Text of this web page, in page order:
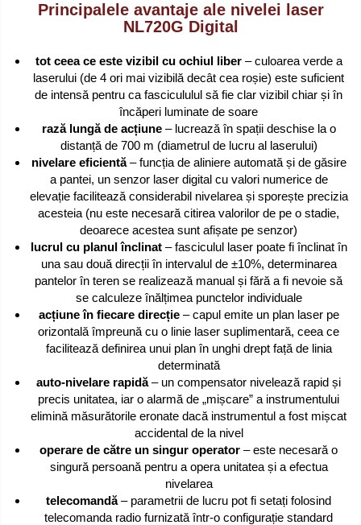
Principalele avantaje ale nivelei laser
NL720G Digital
tot ceea ce este vizibil cu ochiul liber– culoarea verde a
laserului (de 4 ori mai vizibilă decât cea roșie) este suficient
de intensă pentru ca fascicululul să fie clar vizibil chiar și în
încăperi luminate de soare
rază lungă de acțiune– lucrează în spații deschise la o
distanță de 700 m (diametrul de lucru al laserului)
nivelare eficientă– funcția de aliniere automată și de găsire
a pantei, un senzor laser digital cu valori numerice de
elevație facilitează considerabil nivelarea și sporește precizia
acesteia (nu este necesară citirea valorilor de pe o stadie,
deoarece acestea sunt afișate pe senzor)
lucrul cu planul înclinat– fasciculul laser poate fi înclinat în
una sau două direcții în intervalul de ±10%, determinarea
pantelor în teren se realizează manual și fără a fi nevoie să
se calculeze înălțimea punctelor individuale
acțiune în fiecare direcție– capul emite un plan laser pe
orizontală împreună cu o linie laser suplimentară, ceea ce
facilitează definirea unui plan în unghi drept față de linia
determinată
auto-nivelare rapidă– un compensator nivelează rapid și
precis unitatea, iar o alarmă de „mișcare” a instrumentului
elimină măsurătorile eronate dacă instrumentul a fost mișcat
accidental de la nivel
operare de către un singur operator – este necesară o
singură persoană pentru a opera unitatea și a efectua
nivelarea
telecomandă– parametrii de lucru pot fi setați folosind
telecomanda radio furnizată într-o configurație standard